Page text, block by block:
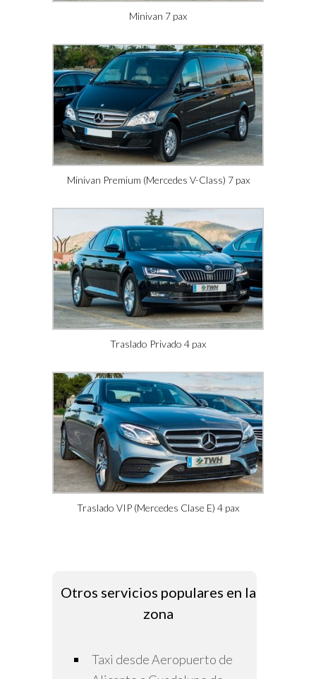
Minivan 7 pax
Minivan Premium (Mercedes V-Class) 7 pax
Traslado Privado 4 pax
Traslado VIP (Mercedes Clase E) 4 pax
Otros servicios populares en la
zona
Taxi desde Aeropuerto de